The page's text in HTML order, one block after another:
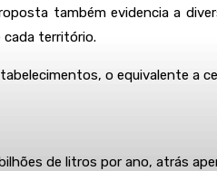
também evidencia a
cada território.
o equivalente a
de litros por ano, atrás